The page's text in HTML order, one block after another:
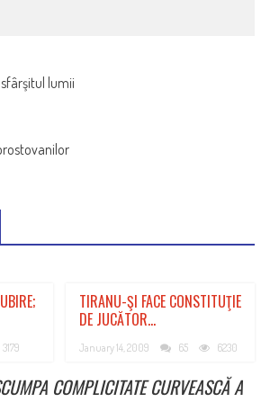
lumii
3179
TIRANU-ŞI FACE CONSTITUŢIE
DE JUCĂTOR…
January 14, 2009 65 6230
COMPLICITATE CURVEASCĂ A